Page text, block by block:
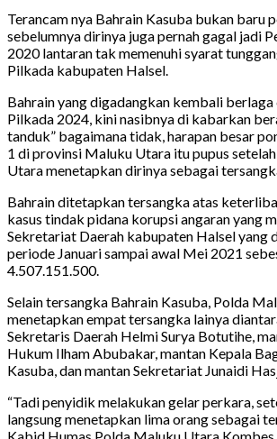
Terancam nya Bahrain Kasuba bukan baru
sebelumnya dirinya juga pernah gagal jadi
2020 lantaran tak memenuhi syarat
Pilkada kabupaten Halsel.
Bahrain yang digadangkan kembali
Pilkada 2024, kini nasibnya di kabarkan
tanduk” bagaimana tidak, harapan besar
1 di provinsi Maluku Utara itu pupus
Utara menetapkan dirinya sebagai
Bahrain ditetapkan tersangka atas
kasus tindak pidana korupsi angaran yang
Sekretariat Daerah kabupaten Halsel yang
periode Januari sampai awal Mei 2021
4.507.151.500.
Selain tersangka Bahrain Kasuba, Polda
menetapkan empat tersangka lainya
Sekretaris Daerah Helmi Surya Botutihe,
Hukum Ilham Abubakar, mantan Kepala
Kasuba, dan mantan Sekretariat Junaidi
“Tadi penyidik melakukan gelar perkara,
langsung menetapkan lima orang sebagai